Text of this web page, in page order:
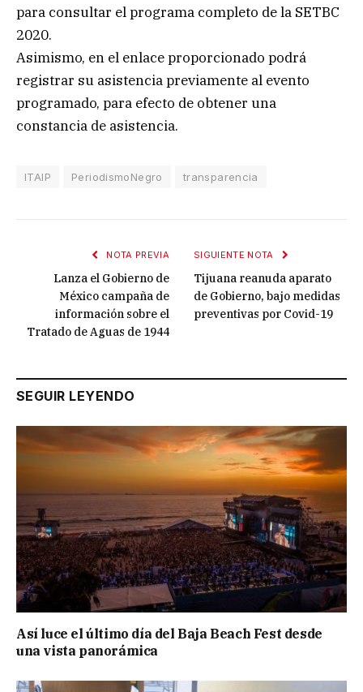
para consultar el programa completo de la SETBC
2020.
Asimismo, en el enlace proporcionado podrá
registrar su asistencia previamente al evento
programado, para efecto de obtener una
constancia de asistencia.
ITAIP PeriodismoNegro transparencia
NOTA PREVIA
Lanza el Gobierno de
México campaña de
información sobre el
Tratado de Aguas de 1944
SIGUIENTE NOTA
Tijuana reanuda aparato
de Gobierno, bajo medidas
preventivas por Covid-19
SEGUIR LEYENDO
Así luce el último día del Baja Beach Fest desde
una vista panorámica